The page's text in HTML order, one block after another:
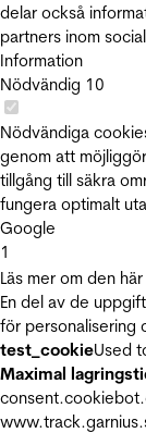
delar också
partners inom
Information
Nödvändig 10
Nödvändiga
genom att
tillgång till säkra
fungera optimalt
Google
1
Läs mer om den
En del av de
för personalisering
test_cookieUsed
Maximal